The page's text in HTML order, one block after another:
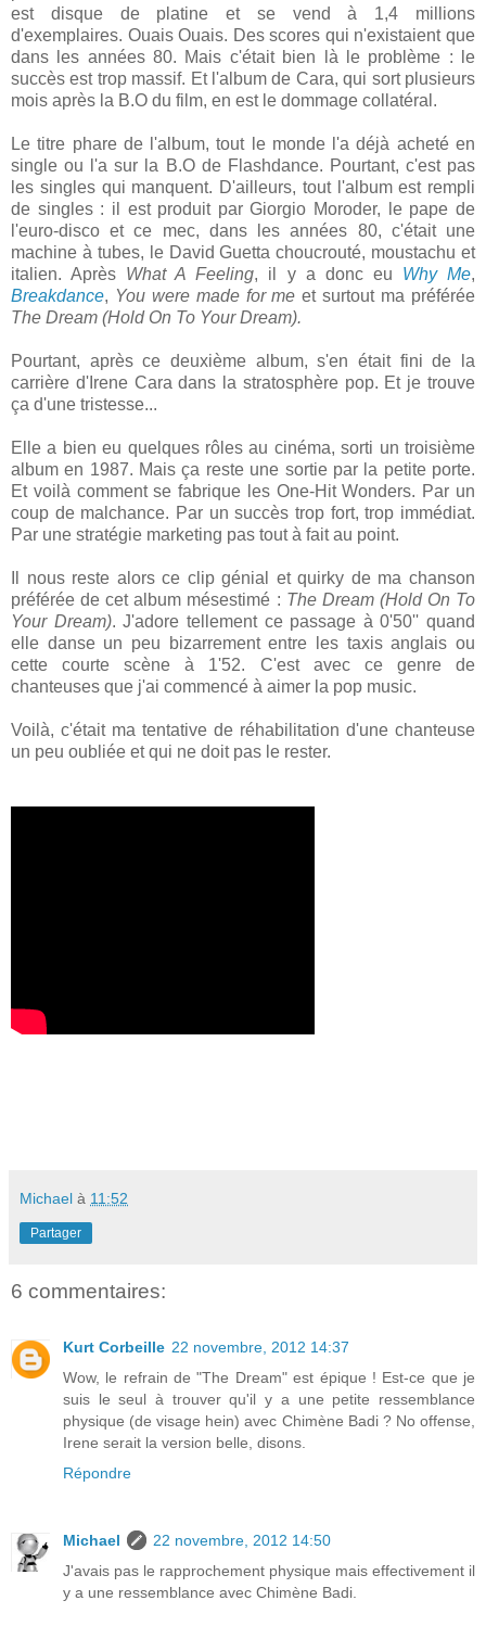
est disque de platine et se vend à 1,4 millions
d'exemplaires. Ouais Ouais. Des scores qui n'existaient que
dans les années 80. Mais c'était bien là le problème : le
succès est trop massif. Et l'album de Cara, qui sort plusieurs
mois après la B.O du film, en est le dommage collatéral.
Le titre phare de l'album, tout le monde l'a déjà acheté en
single ou l'a sur la B.O de Flashdance. Pourtant, c'est pas
les singles qui manquent. D'ailleurs, tout l'album est rempli
de singles : il est produit par Giorgio Moroder, le pape de
l'euro-disco et ce mec, dans les années 80, c'était une
machine à tubes, le David Guetta choucrouté, moustachu et
italien. Après What A Feeling, il y a donc eu Why Me,
Breakdance, You were made for me et surtout ma préférée
The Dream (Hold On To Your Dream).
Pourtant, après ce deuxième album, s'en était fini de la
carrière d'Irene Cara dans la stratosphère pop. Et je trouve
ça d'une tristesse...
Elle a bien eu quelques rôles au cinéma, sorti un troisième
album en 1987. Mais ça reste une sortie par la petite porte.
Et voilà comment se fabrique les One-Hit Wonders. Par un
coup de malchance. Par un succès trop fort, trop immédiat.
Par une stratégie marketing pas tout à fait au point.
Il nous reste alors ce clip génial et quirky de ma chanson
préférée de cet album mésestimé : The Dream (Hold On To
Your Dream). J'adore tellement ce passage à 0'50'' quand
elle danse un peu bizarrement entre les taxis anglais ou
cette courte scène à 1'52. C'est avec ce genre de
chanteuses que j'ai commencé à aimer la pop music.
Voilà, c'était ma tentative de réhabilitation d'une chanteuse
un peu oubliée et qui ne doit pas le rester.
Michael à 11:52
Partager
6 commentaires:
Kurt Corbeille 22 novembre, 2012 14:37
Wow, le refrain de "The Dream" est épique ! Est-ce que je
suis le seul à trouver qu'il y a une petite ressemblance
physique (de visage hein) avec Chimène Badi ? No offense,
Irene serait la version belle, disons.
Répondre
Michael
22 novembre, 2012 14:50
J'avais pas le rapprochement physique mais effectivement il
y a une ressemblance avec Chimène Badi.